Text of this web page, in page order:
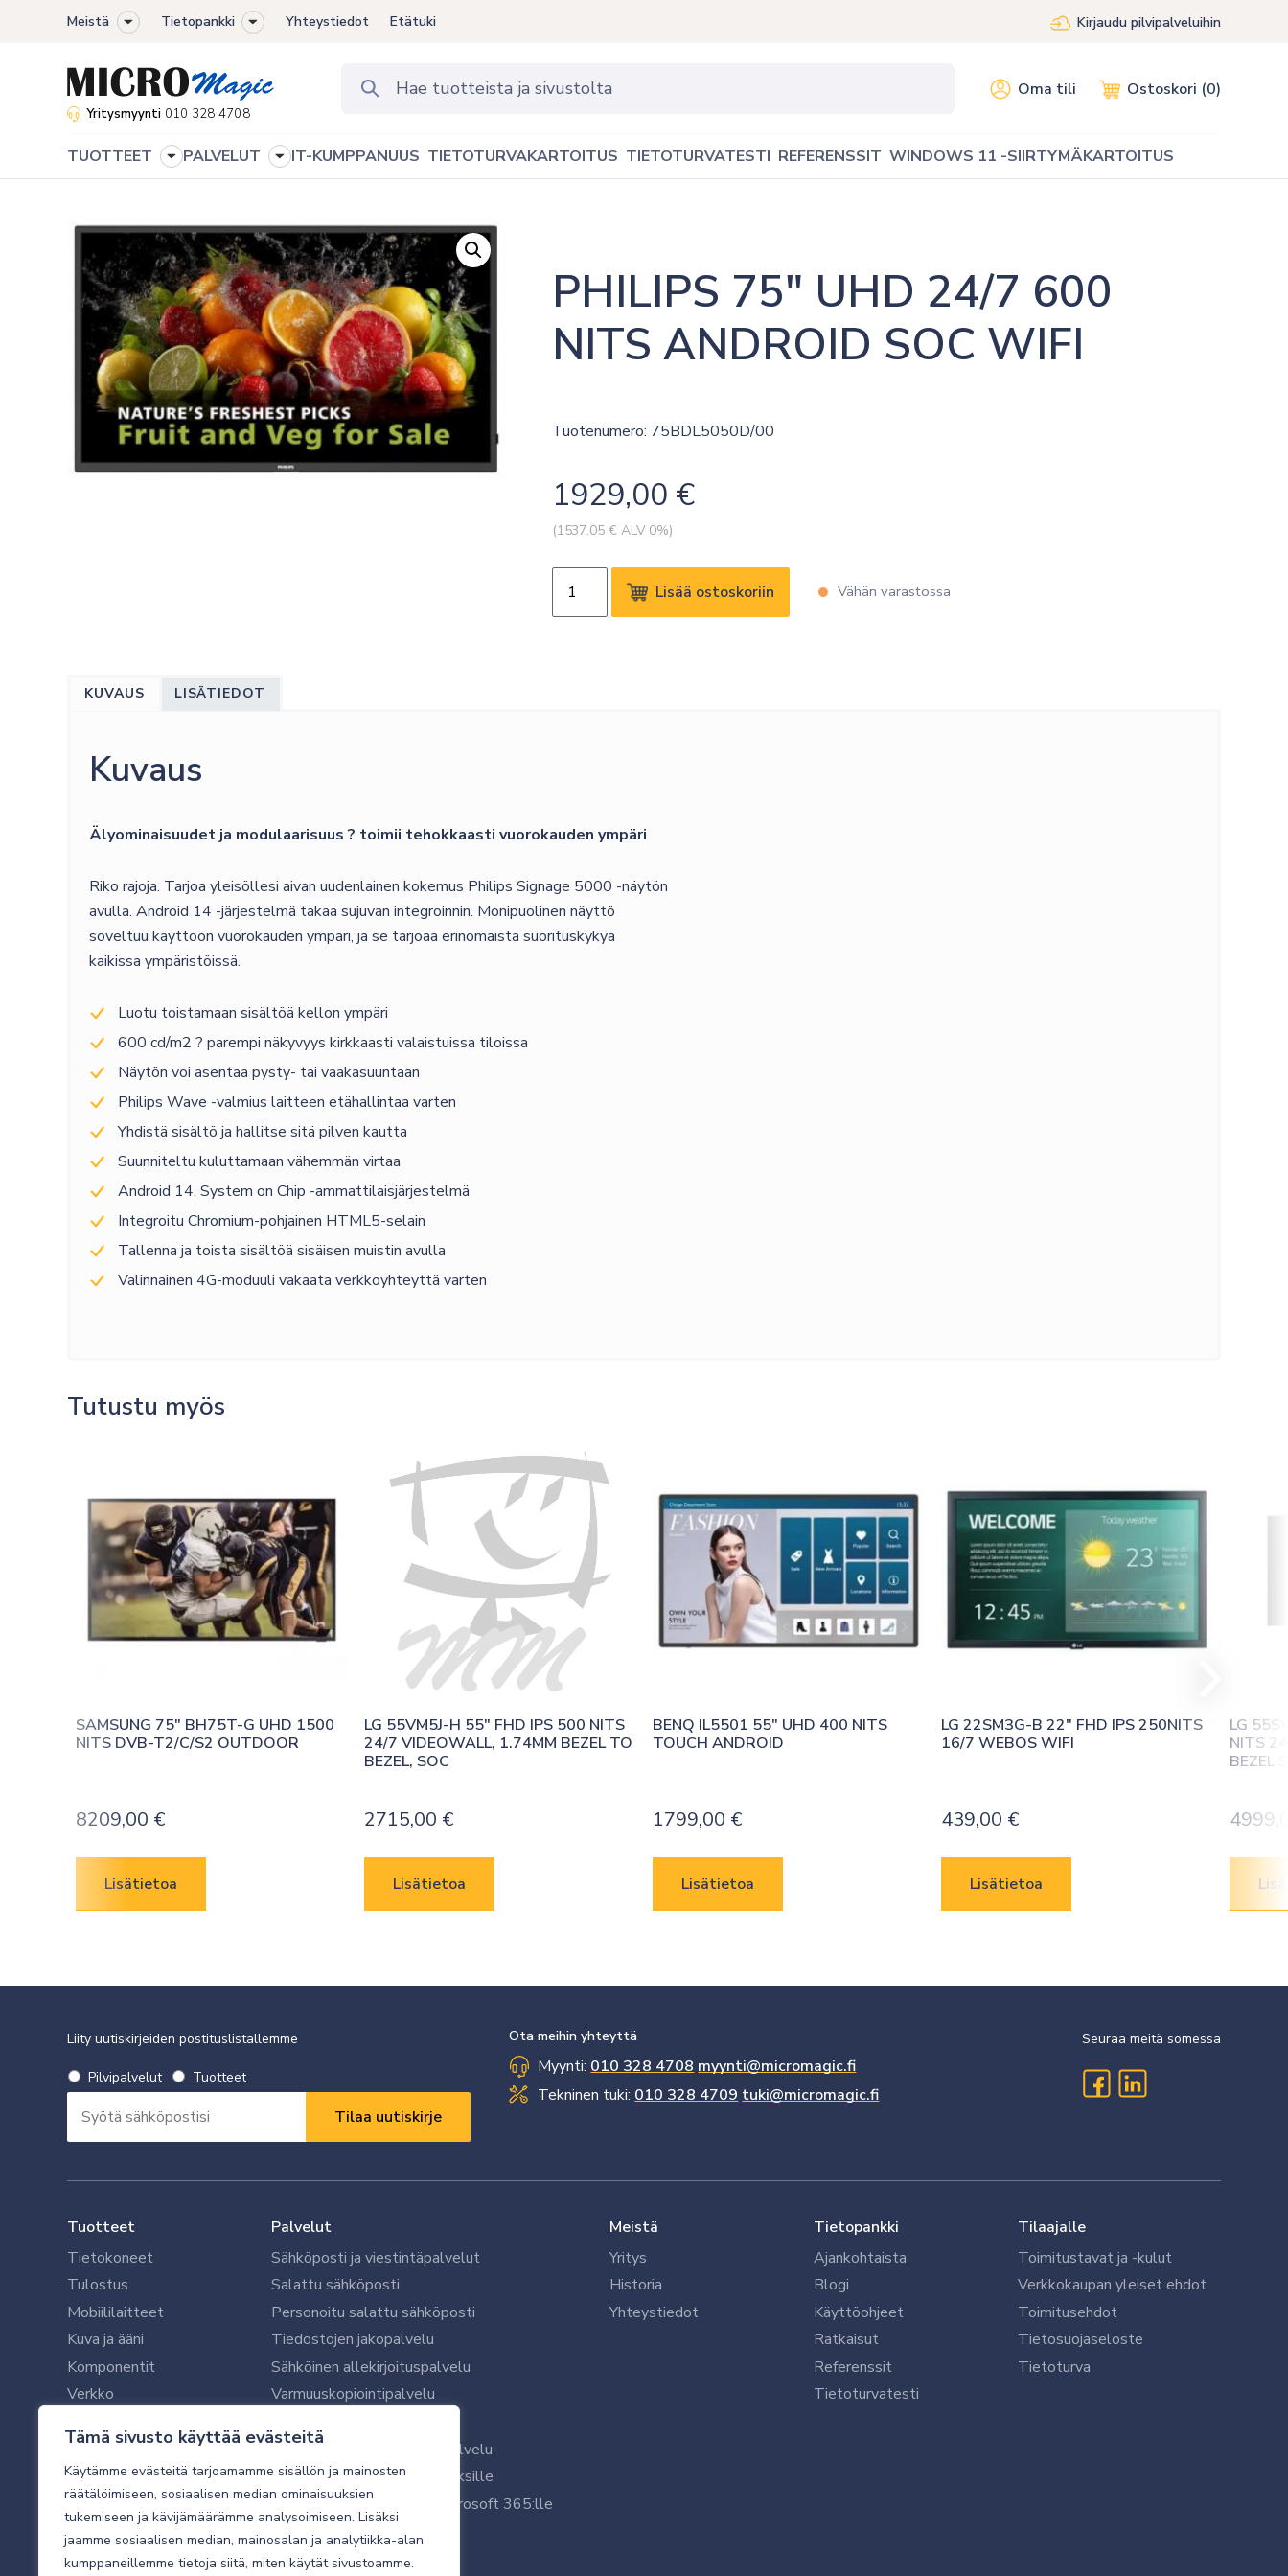
Tämä sivusto käyttää evästeitä
Käytämme evästeitä tarjoamamme sisällön ja mainosten
räätälöimiseen, sosiaalisen median ominaisuuksien
tukemiseen ja kävijämäärämme analysoimiseen. Lisäksi
jaamme sosiaalisen median, mainosalan ja analytiikka-alan
kumppaneillemme tietoja siitä, miten käytät sivustoamme.
Meistä
Toggle
menu
Tietopankki
Toggle
menu
Yhteystiedot Etätuki Kirjaudu pilvipalveluihin
Yritysmyynti 010 328 4708
Oma tili Ostoskori (0)
TUOTTEET
Toggle
PALVELUT
Toggle
IT-KUMPPANUUS TIETOTURVAKARTOITUS TIETOTURVATESTI REFERENSSIT WINDOWS 11 -SIIRTYMÄKARTOITUS
PHILIPS 75″ UHD 24/7 600
NITS ANDROID SOC WIFI
Tuotenumero: 75BDL5050D/00
1929,00 €
(1537.05€ ALV 0%)
Vähän varastossa
75"
Lisää ostoskoriin
KUVAUS LISÄTIEDOT
Kuvaus
Älyominaisuudet ja modulaarisuus ? toimii tehokkaasti vuorokauden ympäri
Riko rajoja. Tarjoa yleisöllesi aivan uudenlainen kokemus Philips Signage 5000 -näytön
avulla. Android 14 -järjestelmä takaa sujuvan integroinnin. Monipuolinen näyttö
soveltuu käyttöön vuorokauden ympäri, ja se tarjoaa erinomaista suorituskykyä
kaikissa ympäristöissä.
Luotu toistamaan sisältöä kellon ympäri
600 cd/m2 ? parempi näkyvyys kirkkaasti valaistuissa tiloissa
Näytön voi asentaa pysty- tai vaakasuuntaan
Philips Wave -valmius laitteen etähallintaa varten
Yhdistä sisältö ja hallitse sitä pilven kautta
Suunniteltu kuluttamaan vähemmän virtaa
Android 14, System on Chip -ammattilaisjärjestelmä
Integroitu Chromium-pohjainen HTML5-selain
Tallenna ja toista sisältöä sisäisen muistin avulla
Valinnainen 4G-moduuli vakaata verkkoyhteyttä varten
Tutustu myös
SAMSUNG 75″ BH75T-G UHD 1500
NITS DVB-T2/C/S2 OUTDOOR
8209,00 €
Lisätietoa
LG 55VM5J-H 55″ FHD IPS 500 NITS
24/7 VIDEOWALL, 1.74MM BEZEL TO
BEZEL, SOC
2715,00 €
Lisätietoa
BENQ IL5501 55″ UHD 400 NITS
TOUCH ANDROID
1799,00 €
Lisätietoa
LG 22SM3G-B 22″ FHD IPS 250NITS
16/7 WEBOS WIFI
439,00 €
Lisätietoa
LG
NITS
BEZEL
Liity uutiskirjeiden postituslistallemme
Valitse
uutiskirje
*
Vaaditaan
Pilvipalvelut Tuotteet
*
Vaaditaan
Ota meihin yhteyttä
Myynti: 010 328 4708 myynti@micromagic.fi
Tekninen tuki: 010 328 4709 tuki@micromagic.fi
Seuraa meitä somessa
Tuotteet
Tietokoneet
Tulostus
Mobiililaitteet
Kuva ja ääni
Komponentit
Verkko
Oheislaitteet
Palvelut
Sähköposti ja viestintäpalvelut
Salattu sähköposti
Personoitu salattu sähköposti
Tiedostojen jakopalvelu
Sähköinen allekirjoituspalvelu
Varmuuskopiointipalvelu
Microsoft 365 -varmistuspalvelu
WithSecure tietoturva yrityksille
WithSecuren tietoturva Microsoft 365:lle
Käyttäjätukipalvelu
Tietoturvakartoitus
Meistä
Yritys
Historia
Yhteystiedot
Tietopankki
Ajankohtaista
Blogi
Käyttöohjeet
Ratkaisut
Referenssit
Tietoturvatesti
Tilaajalle
Toimitustavat ja -kulut
Verkkokaupan yleiset ehdot
Toimitusehdot
Tietosuojaseloste
Tietoturva